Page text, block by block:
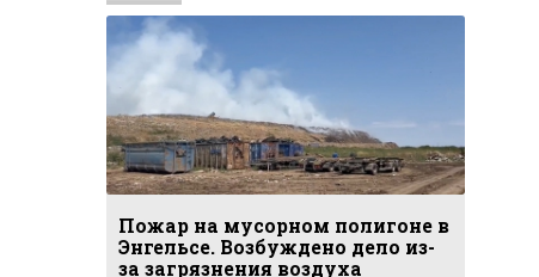
Пожар на мусорном полигоне в
Энгельсе. Возбуждено дело из-
за загрязнения воздуха